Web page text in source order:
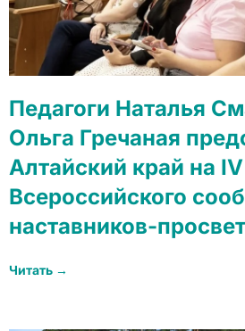
Педагоги Наталья
Ольга Гречаная
Алтайский край на
Всероссийского
наставников-
Читать →